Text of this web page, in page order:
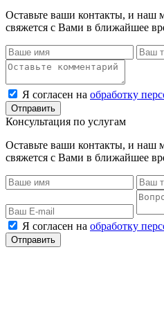
Оставьте ваши контакты, и наш
свяжется с Вами в ближайшее
Я согласен на обработку
Консультация по услугам
Оставьте ваши контакты, и наш
свяжется с Вами в ближайшее
Я согласен на обработку